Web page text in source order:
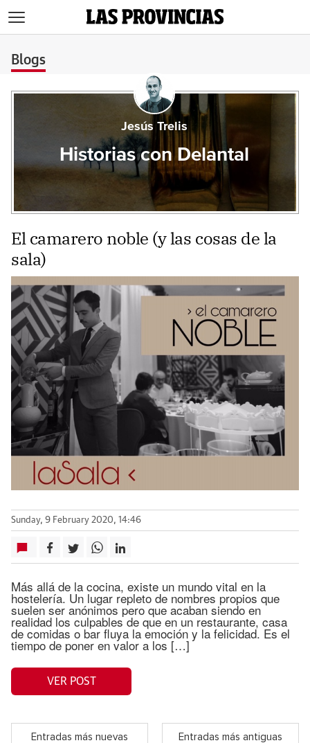
Blogs
Jesús Trelis
Historias con Delantal
El camarero noble (y las cosas de la
sala)
Sunday, 9 February 2020, 14:46
Más allá de la cocina, existe un mundo vital en la
hostelería. Un lugar repleto de nombres propios que
suelen ser anónimos pero que acaban siendo en
realidad los culpables de que en un restaurante, casa
de comidas o bar fluya la emoción y la felicidad. Es el
tiempo de poner en valor a los […]
VER POST
Entradas más nuevas Entradas más antiguas